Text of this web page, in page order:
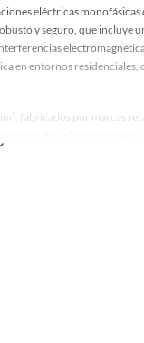
eléctricas
y seguro, que incluye
en entornos residenciales,
fabricados por marcas
La cubierta exterior de